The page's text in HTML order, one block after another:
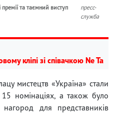
та таємний виступ
пресс-
служба
кліпі зі співачкою Ne Ta
мистецтв «Україна» стали
номінаціях, а також було
для представників